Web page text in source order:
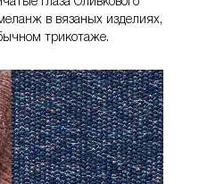
в вязаных изделиях,
трикотаже.